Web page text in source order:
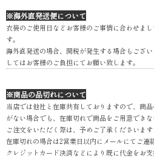
※海外直発送便について
衣装のご使用日などお客様のご事情に合わせま
す。
海外直発送の場合、関税が発生する場合もござ
してはお客様のご負担にてお願い致します。
※商品の品切れについて
当店では他社と在庫共有しておりますので、商
がない場合でも、在庫切れで商品をご用意できな
ご注文をいただく際は、予めご了承くださいます
在庫切れの場合は2営業日以内にメールにてご連
クレジットカード決済などにより既に代金をお